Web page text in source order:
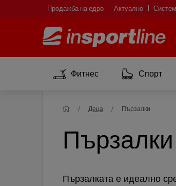
Продажба на едро Актуално
Фитнес Спорт
Пързалки
Пързалката е идеално
Деца Пързалки